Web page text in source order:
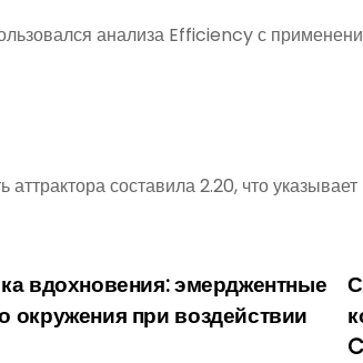
анализа Efficiency с
аттрактора составила 2.20, что
вдохновения: эмерджентные
окружения при воздействии